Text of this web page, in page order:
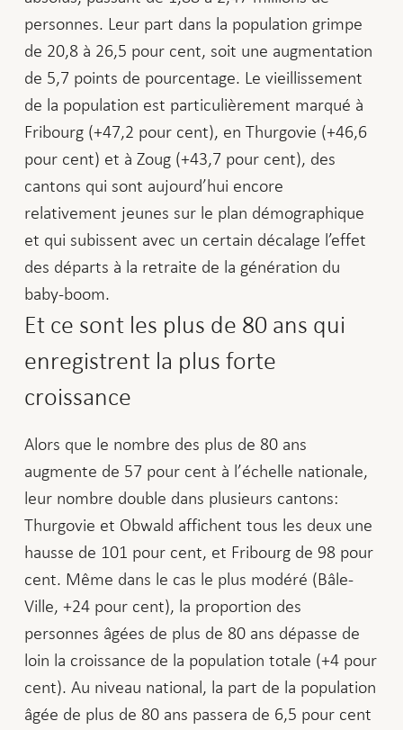
personnes. Leur part dans la population grimpe
de 20,8 à 26,5 pour cent, soit une augmentation
de 5,7 points de pourcentage. Le vieillissement
de la population est particulièrement marqué à
Fribourg (+47,2 pour cent), en Thurgovie (+46,6
pour cent) et à Zoug (+43,7 pour cent), des
cantons qui sont aujourd’hui encore
relativement jeunes sur le plan démographique
et qui subissent avec un certain décalage l’effet
des départs à la retraite de la génération du
baby-boom.
Et ce sont les plus de 80 ans qui
enregistrent la plus forte
croissance
Alors que le nombre des plus de 80 ans
augmente de 57 pour cent à l’échelle nationale,
leur nombre double dans plusieurs cantons:
Thurgovie et Obwald affichent tous les deux une
hausse de 101 pour cent, et Fribourg de 98 pour
cent. Même dans le cas le plus modéré (Bâle-
Ville, +24 pour cent), la proportion des
personnes âgées de plus de 80 ans dépasse de
loin la croissance de la population totale (+4 pour
cent). Au niveau national, la part de la population
âgée de plus de 80 ans passera de 6,5 pour cent